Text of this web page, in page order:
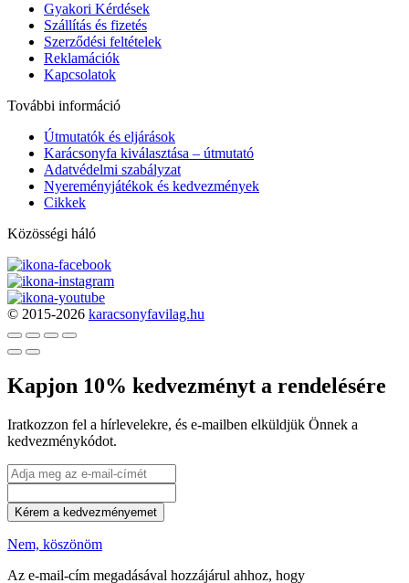
Gyakori Kérdések
Szállítás és fizetés
Szerződési feltételek
Reklamációk
Kapcsolatok
További információ
Útmutatók és eljárások
Karácsonyfa kiválasztása – útmutató
Adatvédelmi szabályzat
Nyereményjátékok és kedvezmények
Cikkek
Közösségi háló
© 2015-2026 karacsonyfavilag.hu
Kapjon 10% kedvezményt a rendelésére
Iratkozzon fel a hírlevelekre, és e-mailben elküldjük Önnek a
kedvezménykódot.
Kérem a kedvezményemet
Nem, köszönöm
Az e-mail-cím megadásával hozzájárul ahhoz, hogy